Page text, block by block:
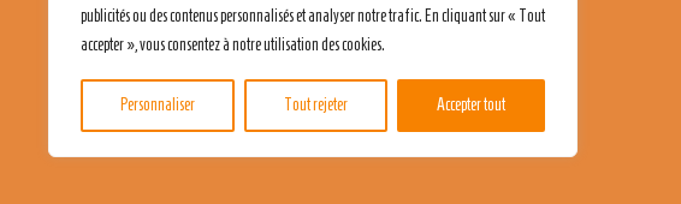
publicités ou des contenus personnalisés et analyser notre trafic. En cliquant sur « Tout
accepter », vous consentez à notre utilisation des cookies.
Personnaliser Tout rejeter Accepter tout